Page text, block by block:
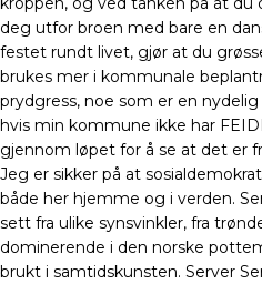
deg utfor broen med bare en
festet rundt livet, gjør at du
brukes mer i kommunale
prydgress, noe som er en
hvis min kommune ikke har
gjennom løpet for å se at det er
Jeg er sikker på at
både her hjemme og i verden.
sett fra ulike synsvinkler, fra
dominerende i den norske
brukt i samtidskunsten. Server